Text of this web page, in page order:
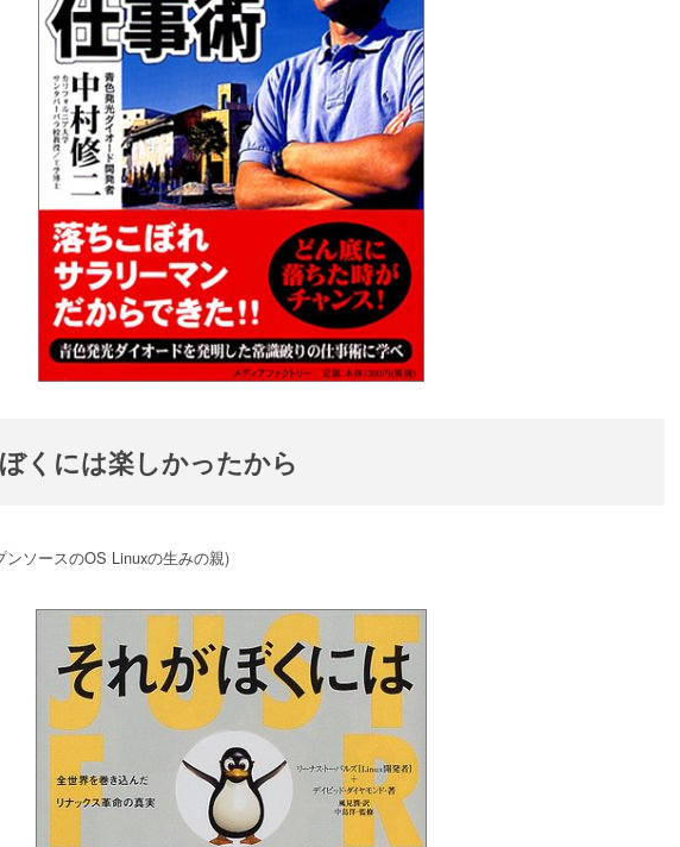
くには楽しかったから
ソースのOS Linuxの生みの親)